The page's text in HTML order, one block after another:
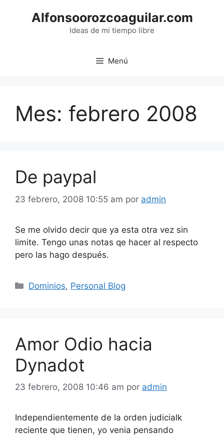
Alfonsoorozcoaguilar.com
Ideas de mi tiempo libre
Menú
Mes: febrero 2008
De paypal
23 febrero, 2008 10:55 am por admin
Se me olvido decir que ya esta otra vez sin
limite. Tengo unas notas qe hacer al respecto
pero las hago después.
Categorías
Dominios, Personal Blog
Amor Odio hacia
Dynadot
23 febrero, 2008 10:46 am por admin
Independientemente de la orden judicialk
reciente que tienen, yo venia pensando